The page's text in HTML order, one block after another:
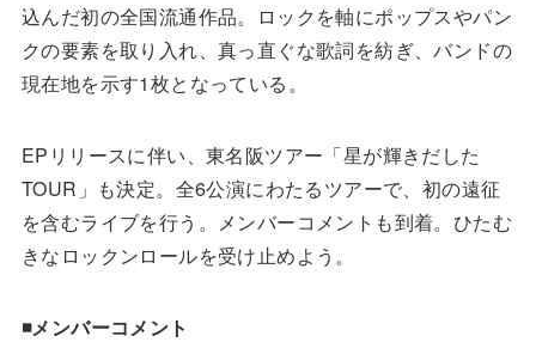
込んだ初の全国流通作品。ロックを軸にポップスやパン
クの要素を取り入れ、真っ直ぐな歌詞を紡ぎ、バンドの
現在地を示す1枚となっている。
EPリリースに伴い、東名阪ツアー「星が輝きだした
TOUR」も決定。全6公演にわたるツアーで、初の遠征
を含むライブを行う。メンバーコメントも到着。ひたむ
きなロックンロールを受け止めよう。
◾️メンバーコメント